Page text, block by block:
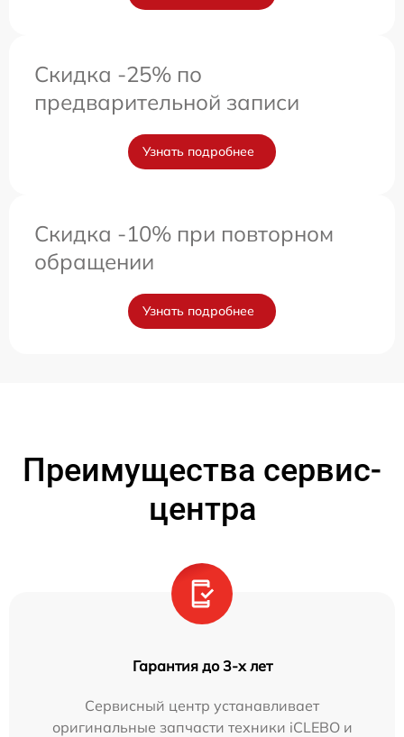
Скидка -25% по
предварительной записи
Узнать подробнее
Скидка -10% при повторном
обращении
Узнать подробнее
Преимущества сервис-
центра
Гарантия до 3-х лет
Сервисный центр устанавливает
оригинальные запчасти техники iCLEBO и